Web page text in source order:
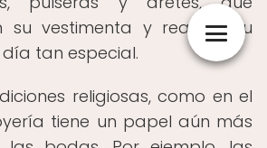
su vestimenta y realzan su
tan especial.
religiosas, como en el
tiene un papel aún más